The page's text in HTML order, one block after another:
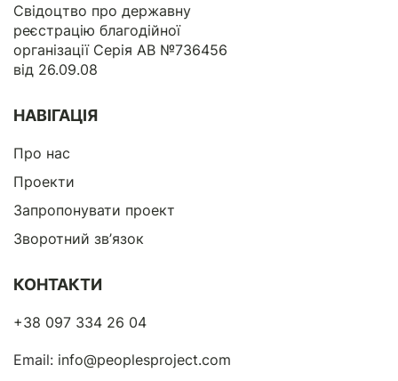
Свідоцтво про державну
реєстрацію благодійної
організації Серія АВ №736456
від 26.09.08
НАВІГАЦІЯ
Про нас
Проекти
Запропонувати проект
Зворотний зв’язок
КОНТАКТИ
+38 097 334 26 04
Email: info@peoplesproject.com